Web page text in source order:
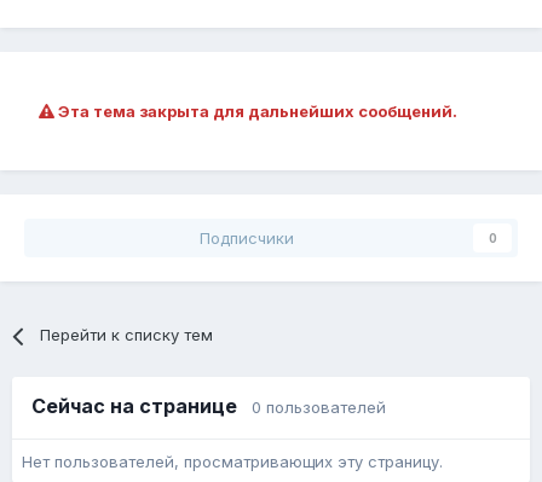
Эта тема закрыта для дальнейших сообщений.
Подписчики 0
Перейти к списку тем
Сейчас на странице 0 пользователей
Нет пользователей, просматривающих эту страницу.